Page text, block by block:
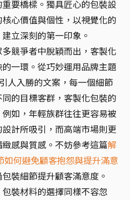
要橋樑。獨具匠心的包裝設
心價值與個性，以視覺化的
立深刻的第一印象。
競爭者中脫穎而出，客製化
一環。從巧妙運用品牌主題
人入勝的文案，每一個細節
的目標客群，客製化包裝的
如，年輕族群往往更容易被
計所吸引，而高端市場則更
感與質感。不妨參考這篇解
如何避免顧客抱怨與提升滿意
裝細節提升顧客滿意度。
裝材料的選擇同樣不容忽